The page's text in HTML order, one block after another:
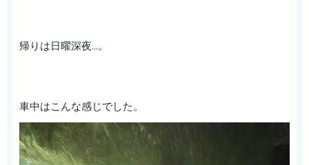
帰りは日曜深夜…。
車中はこんな感じでした。